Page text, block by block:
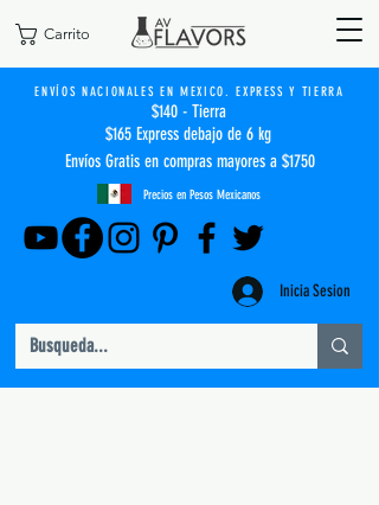
Carrito
ENVÍOS NACIONALES EN MEXICO. EXPRESS Y TIERRA
$140 - Tierra
$165 Express debajo de 6 kg
Envíos Gratis en compras mayores a $1750
Precios en Pesos Mexicanos
Inicia Sesion